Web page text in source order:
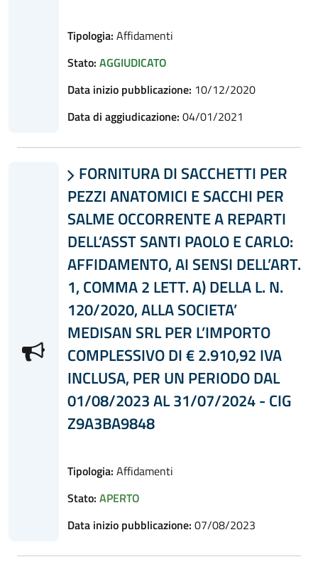
Tipologia: Affidamenti
Stato: AGGIUDICATO
Data inizio pubblicazione: 10/12/2020
Data di aggiudicazione: 04/01/2021
 FORNITURA DI SACCHETTI PER
PEZZI ANATOMICI E SACCHI PER
SALME OCCORRENTE A REPARTI
DELL’ASST SANTI PAOLO E CARLO:
AFFIDAMENTO, AI SENSI DELL’ART.
1, COMMA 2 LETT. A) DELLA L. N.
120/2020, ALLA SOCIETA’
MEDISAN SRL PER L’IMPORTO
COMPLESSIVO DI € 2.910,92 IVA
INCLUSA, PER UN PERIODO DAL
01/08/2023 AL 31/07/2024 - CIG
Z9A3BA9848
Tipologia: Affidamenti
Stato: APERTO
Data inizio pubblicazione: 07/08/2023